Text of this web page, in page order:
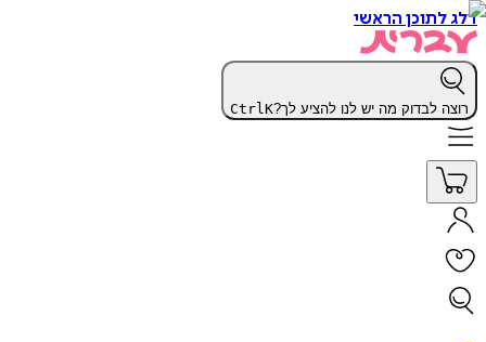
דלג לתוכן הראשי
רוצה לבדוק מה יש לנו להציע לך? CtrlK